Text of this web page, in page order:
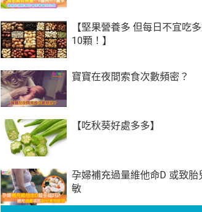
【堅果營養多 但每日不宜吃
10顆！】
寶寶在夜間索食次數頻密？
【吃秋葵好處多多】
孕婦補充過量維他命D 或致胎
敏